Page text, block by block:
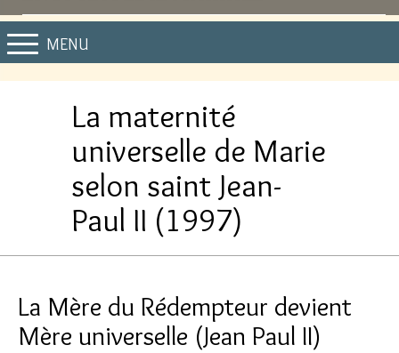
MENU
La maternité
universelle de Marie
selon saint Jean-
Paul II (1997)
La Mère du Rédempteur devient
Mère universelle (Jean Paul II)